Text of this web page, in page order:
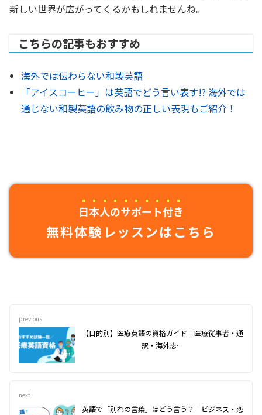
新しい世界が広がってくるかもしれませんね。
こちらの記事もおすすめ
海外では伝わらない和製英語
「アイスコーヒー」は英語でどう言い表す!? 海外では
通じない和製英語の飲み物の正しい表現もご紹介！
日本人のサポート付き
無料体験レッスンはこちら
previous
【目的別】医療英語の資格ガイド｜医療従事者・通
訳・海外志…
next
英語で「別れの言葉」はどう言う？｜ビジネス・恋